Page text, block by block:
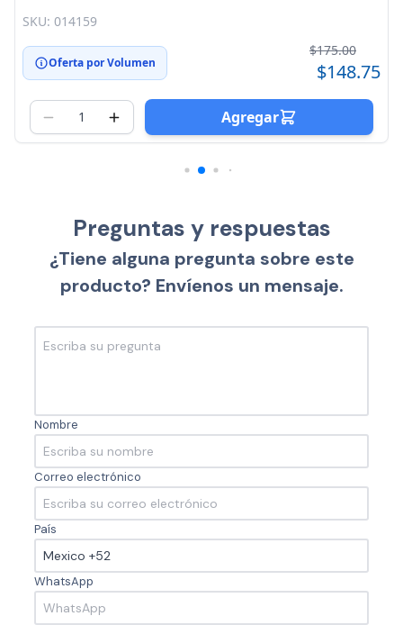
SKU: 014159
Oferta por Volumen
$175.00
$148.75
Agregar
Preguntas y respuestas
¿Tiene alguna pregunta sobre este
producto? Envíenos un mensaje.
Nombre
Correo electrónico
País
WhatsApp